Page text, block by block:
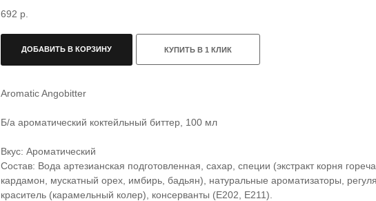
692 р.
ДОБАВИТЬ В КОРЗИНУ КУПИТЬ В 1 КЛИК
Aromatic Angobitter
Б/а ароматический коктейльный биттер, 100 мл
Вкус: Ароматический
Состав: Вода артезианская подготовленная, сахар, специи (экстракт корня
кардамон, мускатный орех, имбирь, бадьян), натуральные ароматизаторы,
краситель (карамельный колер), консерванты (Е202, Е211).